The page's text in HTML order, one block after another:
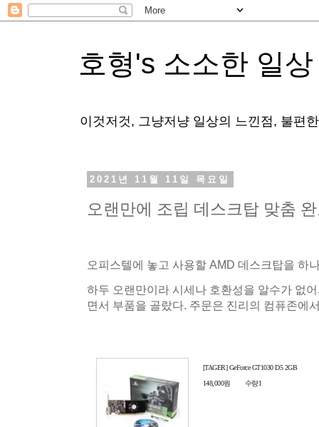
호형's 소소한 일상
이것저것, 그냥저냥 일상의 느낀점, 불편
2021년 11월 11일 목요일
오랜만에 조립 데스크탑 맞춤
오피스텔에 놓고 사용할 AMD 데스크탑을 하
하두 오랜만이라 시세나 호환성을 알수가 없
면서 부품을 골랐다. 주문은 진리의 컴퓨존에
[TAGER] GeForce GT1030 D5 2GB
148,000원
수량1